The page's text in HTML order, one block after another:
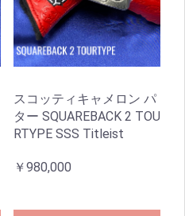
スコッティキャメロン パ
ター SQUAREBACK 2 TOU
RTYPE SSS Titleist
￥980,000